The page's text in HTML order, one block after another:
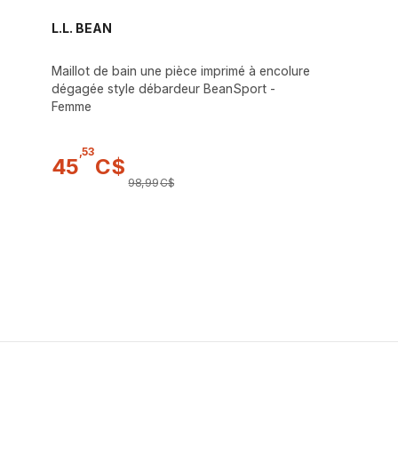
L.L. BEAN
Maillot de bain une pièce imprimé à encolure
dégagée style débardeur BeanSport -
Femme
45
,53
C$
98,99C$